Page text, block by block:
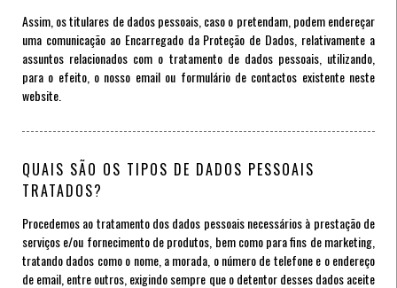
Assim, os titulares de dados pessoais, caso o pretendam, podem endereçar
uma comunicação ao Encarregado da Proteção de Dados, relativamente a
assuntos relacionados com o tratamento de dados pessoais, utilizando,
para o efeito, o nosso email ou formulário de contactos existente neste
website.
QUAIS SÃO OS TIPOS DE DADOS PESSOAIS
TRATADOS?
Procedemos ao tratamento dos dados pessoais necessários à prestação de
serviços e/ou fornecimento de produtos, bem como para fins de marketing,
tratando dados como o nome, a morada, o número de telefone e o endereço
de email, entre outros, exigindo sempre que o detentor desses dados aceite